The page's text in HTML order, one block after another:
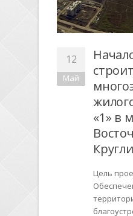
12
Май
«1» в
Цель